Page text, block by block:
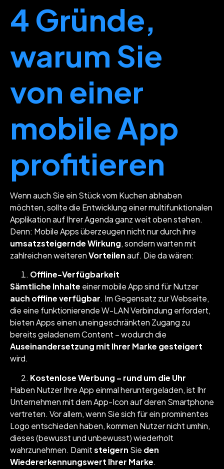
4 Gründe,
warum Sie
von einer
mobile App
profitieren
Wenn auch Sie ein Stück vom Kuchen abhaben
möchten, sollte die Entwicklung einer multifunktionalen
Applikation auf Ihrer Agenda ganz weit oben stehen.
Denn: Mobile Apps überzeugen nicht nur durch ihre
umsatzsteigernde Wirkung, sondern warten mit
zahlreichen weiterenVorteilenauf. Die da wären:
Offline-Verfügbarkeit
Sämtliche Inhalte einer mobile App sind für Nutzer
auch offline verfügbar. Im Gegensatz zur Webseite,
die eine funktionierende W-LAN Verbindung erfordert,
bieten Apps einen uneingeschränkten Zugang zu
bereits geladenem Content – wodurch die
Auseinandersetzung mit Ihrer Marke gesteigert
wird.
Kostenlose Werbung – rund um die Uhr
Haben Nutzer Ihre App einmal heruntergeladen, ist Ihr
Unternehmen mit dem App-Icon auf deren Smartphone
vertreten. Vor allem, wenn Sie sich für ein prominentes
Logo entschieden haben, kommen Nutzer nicht umhin,
dieses (bewusst und unbewusst) wiederholt
wahrzunehmen. Damitsteigern Sie den
Wiedererkennungswert Ihrer Marke.